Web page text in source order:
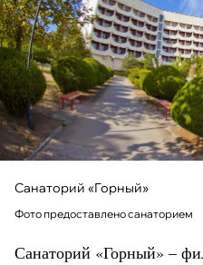
Санаторий «Горный»
Фото предоставлено санаторием
Санаторий «Горный» –